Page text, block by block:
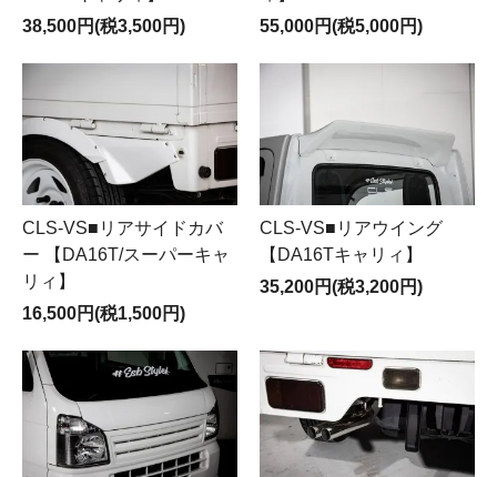
38,500円(税3,500円)
55,000円(税5,000円)
CLS-VS■リアサイドカバ
ー 【DA16T/スーパーキャ
リィ】
16,500円(税1,500円)
CLS-VS■リアウイング
【DA16Tキャリィ】
35,200円(税3,200円)